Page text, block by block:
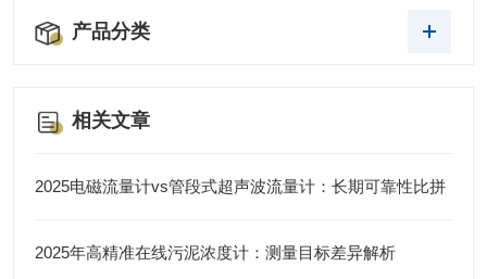
产品分类
相关文章
2025电磁流量计vs管段式超声波流量计：长期可靠性比拼
2025年高精准在线污泥浓度计：测量目标差异解析